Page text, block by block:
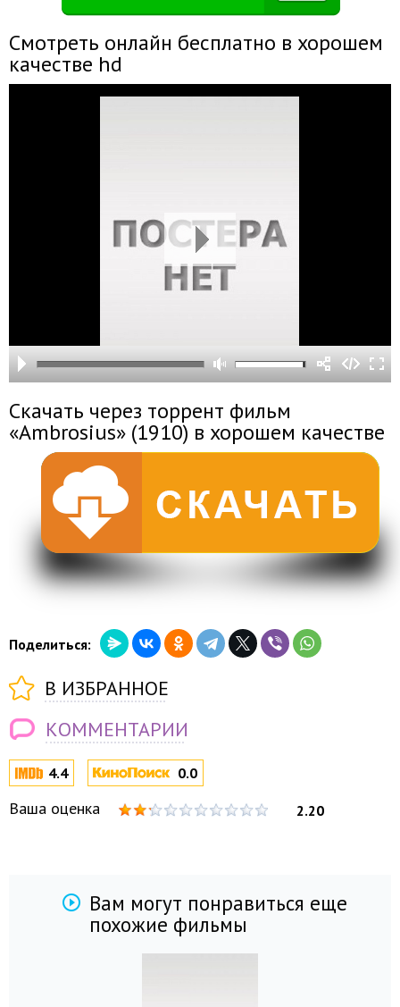
4.4 0.0
Ваша оценка 2.20
Смотреть онлайн бесплатно в хорошем
качестве hd
Скачать через торрент фильм
«Ambrosius» (1910) в хорошем качестве
Поделиться:
В ИЗБРАННОЕ
КОММЕНТАРИИ
Вам могут понравиться еще
похожие фильмы